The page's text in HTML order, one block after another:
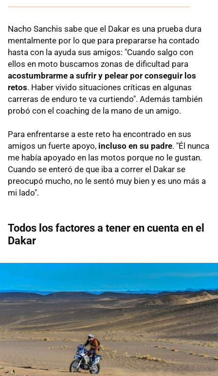
Nacho Sanchis sabe que el Dakar es una prueba dura
mentalmente por lo que para prepararse ha contado
hasta con la ayuda sus amigos: "Cuando salgo con
ellos en moto buscamos zonas de dificultad para
acostumbrarme a sufrir y pelear por conseguir los
retos. Haber vivido situaciones críticas en algunas
carreras de enduro te va curtiendo". Además también
probó con el coaching de la mano de un amigo.
Para enfrentarse a este reto ha encontrado en sus
amigos un fuerte apoyo, incluso en su padre. "Él nunca
me había apoyado en las motos porque no le gustan.
Cuando se enteró de que iba a correr el Dakar se
preocupó mucho, no le sentó muy bien y es uno más a
mi lado".
Todos los factores a tener en cuenta en el
Dakar